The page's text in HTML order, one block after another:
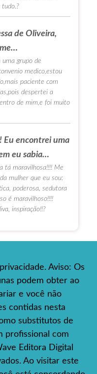
tudo.?
de Oliveira,
grupo de
medico,estou
paciente com
despertei a
de mim,e foi muito
Eu encontrei uma
eu sabia…
tá maravilhosa!!!! Me
mulher que eu sou:
poderosa, sedutora
é maravilhoso!!!!
inspiração!!?
Aviso: Os
podem obter ao
e você não
contidas nesta
substitutos de
profissional com
Editora Digital
Ao visitar este